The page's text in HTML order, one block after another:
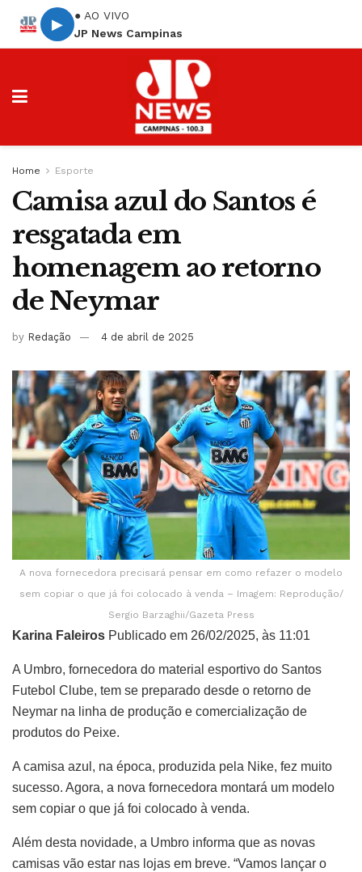
▶
● AO VIVO
JP News Campinas
Home Esporte
Camisa azul do Santos é
resgatada em
homenagem ao retorno
de Neymar
by Redação 4 de abril de 2025
A nova fornecedora precisará pensar em como refazer o modelo
sem copiar o que já foi colocado à venda – Imagem: Reprodução/
Sergio Barzaghii/Gazeta Press
Karina Faleiros Publicado em 26/02/2025, às 11:01
A Umbro, fornecedora do material esportivo do Santos
Futebol Clube, tem se preparado desde o retorno de
Neymar na linha de produção e comercialização de
produtos do Peixe.
A camisa azul, na época, produzida pela Nike, fez muito
sucesso. Agora, a nova fornecedora montará um modelo
sem copiar o que já foi colocado à venda.
Além desta novidade, a Umbro informa que as novas
camisas vão estar nas lojas em breve. “Vamos lançar o